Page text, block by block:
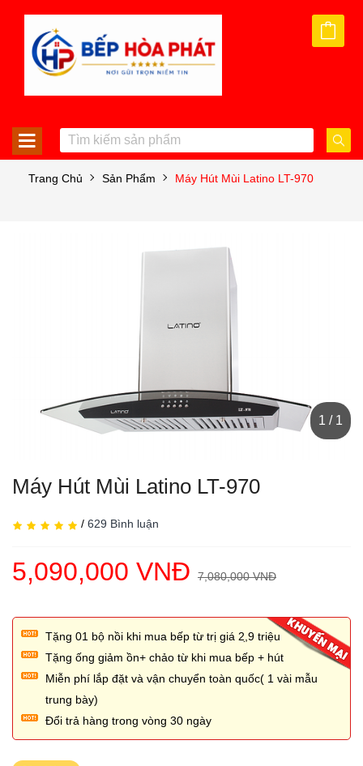
Trang Chủ Sản Phẩm Máy Hút Mùi Latino LT-970
1 / 1
Máy Hút Mùi Latino LT-970
/ 629 Bình luận
5,090,000 VNĐ 7,080,000 VNĐ
Tặng 01 bộ nồi khi mua bếp từ trị giá 2,̣9 triệu
Tặng ống giảm ồn+ chảo từ khi mua bếp + hút
Miễn phí lắp đặt và vận chuyển toàn quốc( 1 vài mẫu
trung bày)
Đổi trả hàng trong vòng 30 ngày